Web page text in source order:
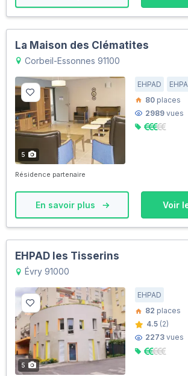
La Maison des Clématites
Corbeil-Essonnes 91100
5
EHPAD
80 places
2989 vues
Résidence partenaire
En savoir plus Voir
EHPAD les Tisserins
Évry 91000
5
EHPAD
82 places
4.5 (2)
2273 vues